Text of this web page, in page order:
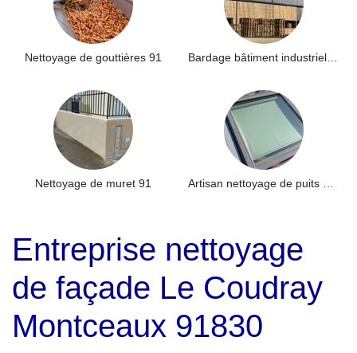
Nettoyage de gouttières 91
Nettoyage de muret 91
Entreprise nettoyage
de façade Le Coudray
Montceaux 91830